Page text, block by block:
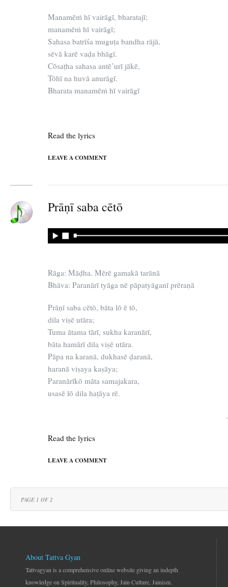
Manamēṁ hī vairāgī, bharatajī;
manamēṁ hī vairāgī;
Sahasa batrīśa muguṭa bandha rājā,
sēvā karē vaḍa bhāgī.
Cōsaṭha sahasa antē’urī jākē,
Tōhī na huvā anurāgī.
Bharata manamēṁ hī vairāgī
Read the lyrics
LEAVE A COMMENT
Prāṇī saba cētō
Rāga: Māḍha. Mērē gamakā tarānā
Bhāva: Paranārī tyāga nē pāpatyāganī prēraṇā
Prāṇī saba cētō, bāta lō ē tō,
dila viṣē utāra;
Tuma ātama tārī, sukha karanārī,
bāta hamārī dila viṣē utāra.
Pāpa na karanā, dukhasē ḍaranā,
haranā viṣaya kaṣāya;
Paranārīkō māta samajakara,
usasē lō dila haṭāya rē.
Read the lyrics
LEAVE A COMMENT
PAGE 1 OF 2
About Tattva Gyan
Tattvagyan is a comprehensive online website giving an indepth
knowledge on Spirituality, Philosophy, Jain Culture, Jainism.